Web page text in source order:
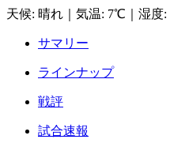
天候: 晴れ 気温: 7℃ 湿度:
サマリー
ラインナップ
戦評
試合速報